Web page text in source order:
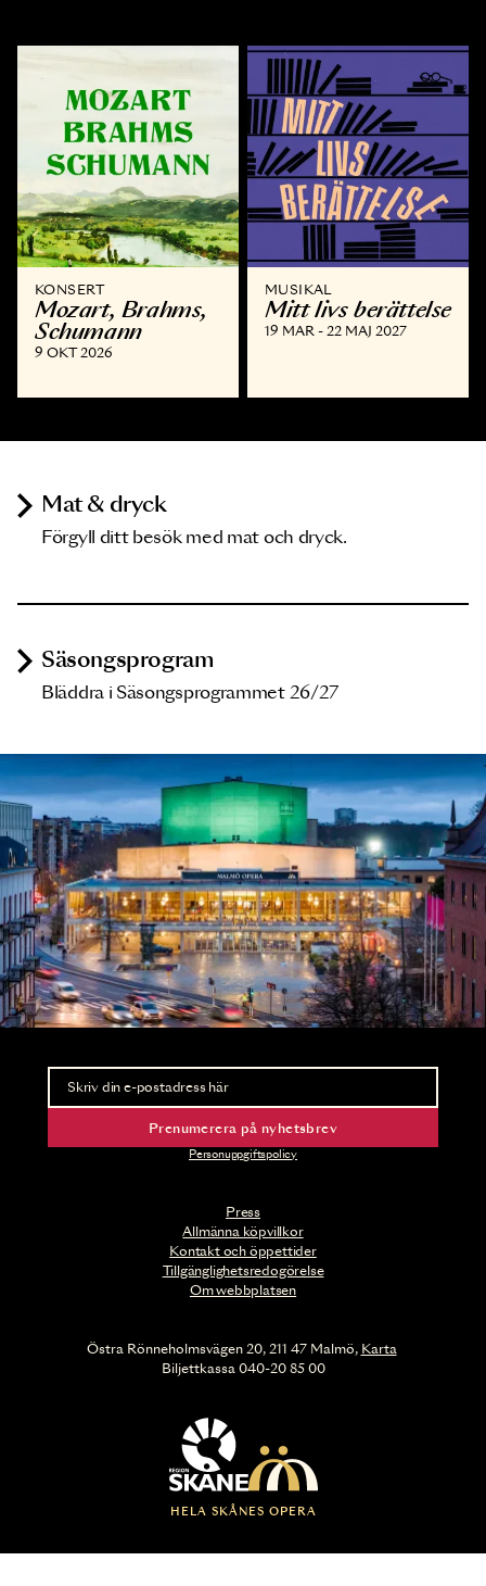
KONSERT
Mozart, Brahms,
Schumann
9 OKT 2026
MUSIKAL
Mitt livs berättelse
19 MAR - 22 MAJ 2027
Mat & dryck
Förgyll ditt besök med mat och dryck.
Säsongsprogram
Bläddra i Säsongsprogrammet 26/27
Press
Allmänna köpvillkor
Kontakt och öppettider
Tillgänglighetsredogörelse
Om webbplatsen
Nyhetsbrev
Ta del av förhandsinformation och biljettsläpp.
Prenumerera på nyhetsbrev
Personuppgiftspolicy
HELA SKÅNES OPERA
Östra Rönneholmsvägen 20, 211 47 Malmö, Karta
Biljettkassa 040-20 85 00